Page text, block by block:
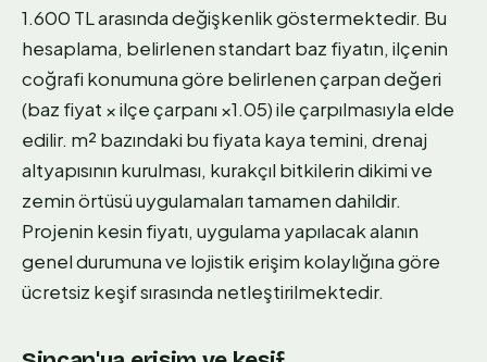
1.600 TL arasında değişkenlik göstermektedir. Bu
hesaplama, belirlenen standart baz fiyatın, ilçenin
coğrafi konumuna göre belirlenen çarpan değeri
(baz fiyat × ilçe çarpanı ×1.05) ile çarpılmasıyla elde
edilir. m² bazındaki bu fiyata kaya temini, drenaj
altyapısının kurulması, kurakçıl bitkilerin dikimi ve
zemin örtüsü uygulamaları tamamen dahildir.
Projenin kesin fiyatı, uygulama yapılacak alanın
genel durumuna ve lojistik erişim kolaylığına göre
ücretsiz keşif sırasında netleştirilmektedir.